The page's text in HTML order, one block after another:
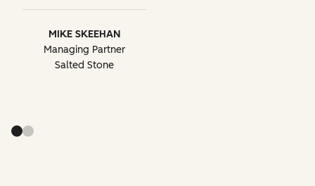
MIKE SKEEHAN
Managing Partner
Salted Stone